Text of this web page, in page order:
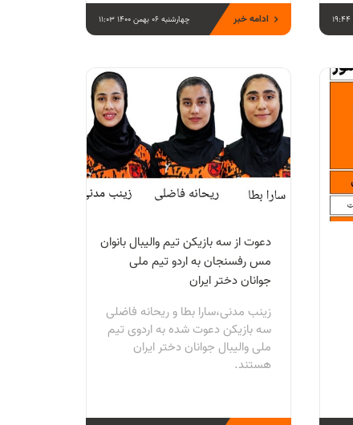
چهارشنبه 06 بهمن 1400 11:03 ادامه خبر
دعوت از سه بازیکن تیم والیبال بانوان
مس رفسنجان به اردو تیم ملی
جوانان دختر ایران
زینب مدنی،سارا بطا و ریحانه فاضلی
سه بازیکن دعوت شده به اردوی تیم
ملی والیبال جوانان دختر ایران
هستند.